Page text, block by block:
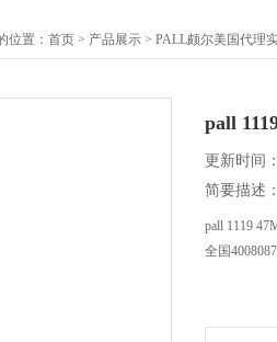
位置： 首页 > 产品展示 > PALL颇尔美国代理
pall
更新时间
简要描述：
pall 1119
全国